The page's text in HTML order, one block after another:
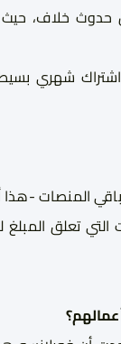
خلاف، حيث
شهري
-هذا